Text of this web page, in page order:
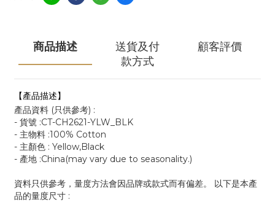
商品描述
送貨及付
款方式
顧客評價
【產品描述】
產品資料 (只供參考) :
- 貨號 :CT-CH2621-YLW_BLK
- 主物料 :100% Cotton
- 主顏色 : Yellow,Black
- 產地 :China(may vary due to seasonality.)
資料只供參考，量度方法會因品牌或款式而有偏差。 以下是本產
品的量度尺寸 :